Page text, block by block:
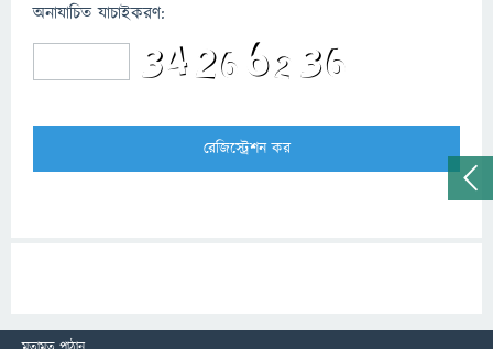
অনাযাচিত যাচাইকরণ: